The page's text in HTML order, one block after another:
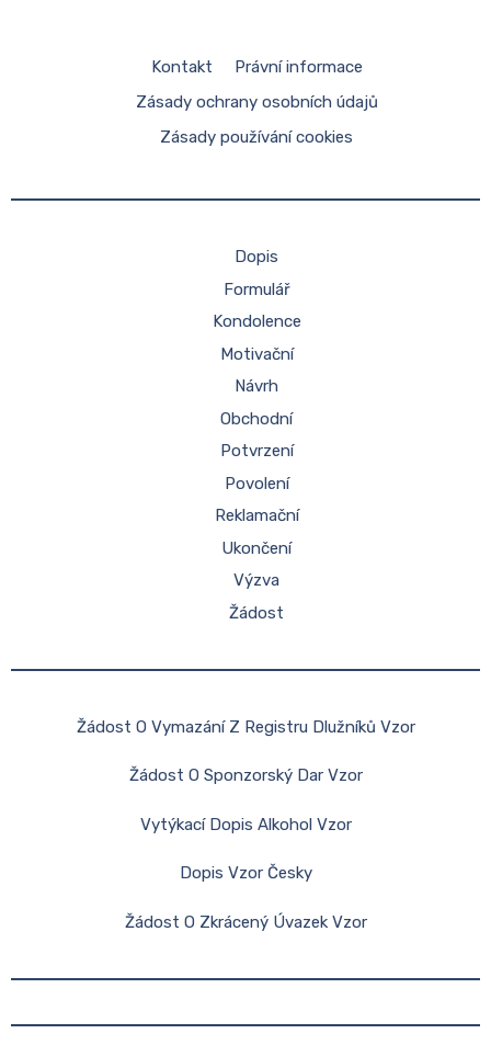
Kontakt
Právní informace
Zásady ochrany osobních údajů
Zásady používání cookies
Dopis
Formulář
Kondolence
Motivační
Návrh
Obchodní
Potvrzení
Povolení
Reklamační
Ukončení
Výzva
Žádost
Žádost O Vymazání Z Registru Dlužníků Vzor
Žádost O Sponzorský Dar Vzor
Vytýkací Dopis Alkohol Vzor
Dopis Vzor Česky
Žádost O Zkrácený Úvazek Vzor